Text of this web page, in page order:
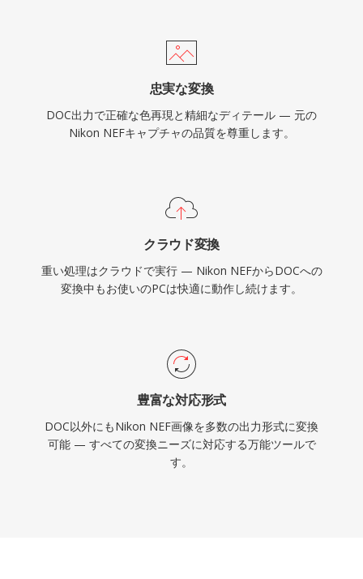
忠実な変換
DOC出力で正確な色再現と精細なディテール — 元の
Nikon NEFキャプチャの品質を尊重します。
クラウド変換
重い処理はクラウドで実行 — Nikon NEFからDOCへの
変換中もお使いのPCは快適に動作し続けます。
豊富な対応形式
DOC以外にもNikon NEF画像を多数の出力形式に変換
可能 — すべての変換ニーズに対応する万能ツールで
す。